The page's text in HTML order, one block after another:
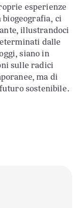
esperienze
ci
illustrandoci
dalle
siano in
sulle radici
ma di
sostenibile.